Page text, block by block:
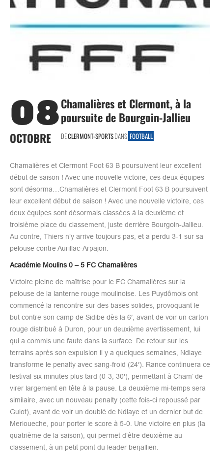
08
OCTOBRE
Chamalières et Clermont, à la
poursuite de Bourgoin-Jallieu
DECLERMONT-SPORTSDANS FOOTBALL
Chamalières et Clermont Foot 63 B poursuivent leur excellent
début de saison ! Avec une nouvelle victoire, ces deux équipes
sont désorma…Chamalières et Clermont Foot 63 B poursuivent
leur excellent début de saison ! Avec une nouvelle victoire, ces
deux équipes sont désormais classées à la deuxième et
troisième place du classement, juste derrière Bourgoin-Jallieu.
Au contre, Thiers n’y arrive toujours pas, et a perdu 3-1 sur sa
pelouse contre Aurillac-Arpajon.
Académie Moulins 0 – 5 FC Chamalières
Victoire pleine de maîtrise pour le FC Chamalières sur la
pelouse de la lanterne rouge moulinoise. Les Puydômois ont
commencé la rencontre sur des bases solides, provoquant le
but contre son camp de Sidibe dès la 6′, avant de voir un carton
rouge distribué à Duron, pour un deuxième avertissement, lui
qui a commis une faute dans la surface. De retour sur les
terrains après son expulsion il y a quelques semaines, Ndiaye
transforme le penalty avec sang-froid (24′). Rance continuera ce
festival six minutes plus tard (0-3, 30′), permettant à Cham’ de
virer largement en tête à la pause. La deuxième mi-temps sera
similaire, avec un nouveau penalty (cette fois-ci repoussé par
Guiot), avant de voir un doublé de Ndiaye et un dernier but de
Merioueche, pour porter le score à 5-0. Une victoire en plus (la
quatrième de la saison), qui permet d’être deuxième au
classement, à un petit point du leader berjallien.